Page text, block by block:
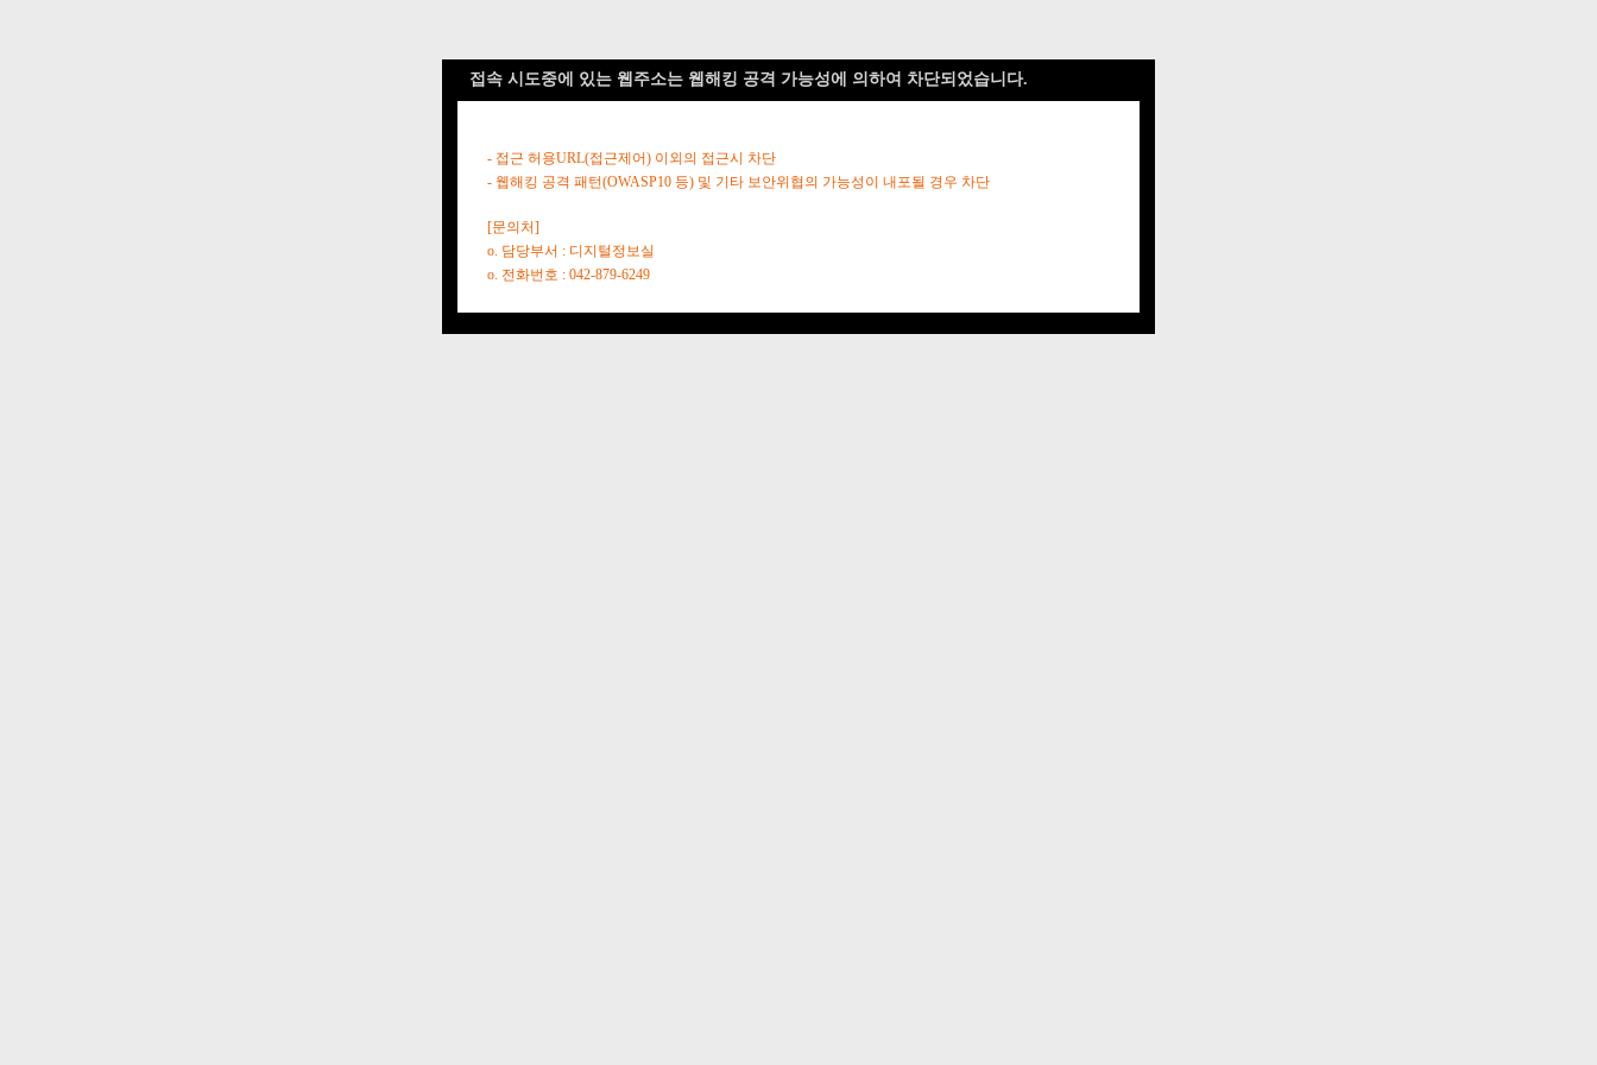
접속 시도중에 있는 웹주소는 웹해킹 공격 가능성에 의하여 차단되었습니다.
- 접근 허용URL(접근제어) 이외의 접근시 차단
- 웹해킹 공격 패턴(OWASP10 등) 및 기타 보안위협의 가능성이 내포될 경우 차단
[문의처]
o. 담당부서 : 디지털정보실
o. 전화번호 : 042-879-6249